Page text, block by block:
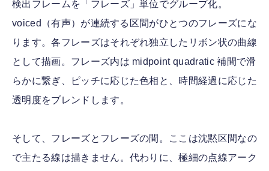
検出フレームを「フレーズ」単位でグループ化。
voiced（有声）が連続する区間がひとつのフレーズにな
ります。各フレーズはそれぞれ独立したリボン状の曲線
として描画。フレーズ内は midpoint quadratic 補間で滑
らかに繋ぎ、ピッチに応じた色相と、時間経過に応じた
透明度をブレンドします。
そして、フレーズとフレーズの間。ここは沈黙区間なの
で主たる線は描きません。代わりに、極細の点線アーク